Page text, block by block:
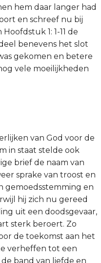
hem daar langer had
en schreef nu bij
1: 1-11 de
benevens het slot
gekomen en betere
vele moeilijkheden
van God voor de
in staat stelde ook
brief de naam van
sprake van troost en
gemoedsstemming en
hij zich nu gereed
uit een doodsgevaar,
sterk beroert. Zo
de toekomst aan het
verheffen tot een
band van liefde en